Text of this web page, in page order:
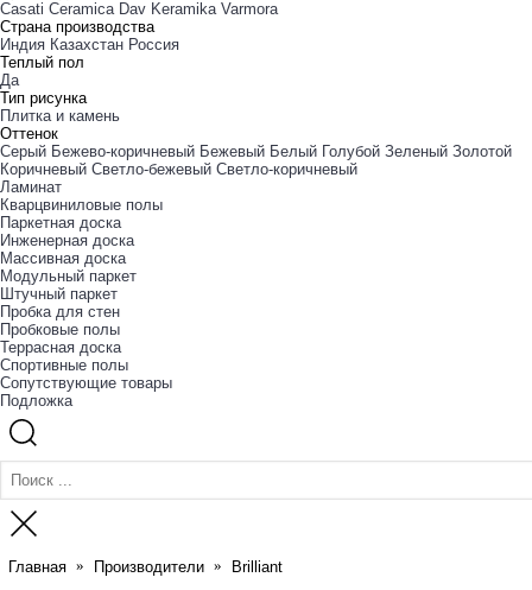
Casati Ceramica Dav Keramika Varmora
Страна производства
Индия Казахстан Россия
Теплый пол
Да
Тип рисунка
Плитка и камень
Оттенок
Cерый Бежево-коричневый Бежевый Белый Голубой Зеленый Золотой
Коричневый Светло-бежевый Светло-коричневый
Ламинат
Кварцвиниловые полы
Паркетная доска
Инженерная доска
Массивная доска
Модульный паркет
Штучный паркет
Пробка для стен
Пробковые полы
Террасная доска
Спортивные полы
Сопутствующие товары
Подложка
Главная Производители Brilliant